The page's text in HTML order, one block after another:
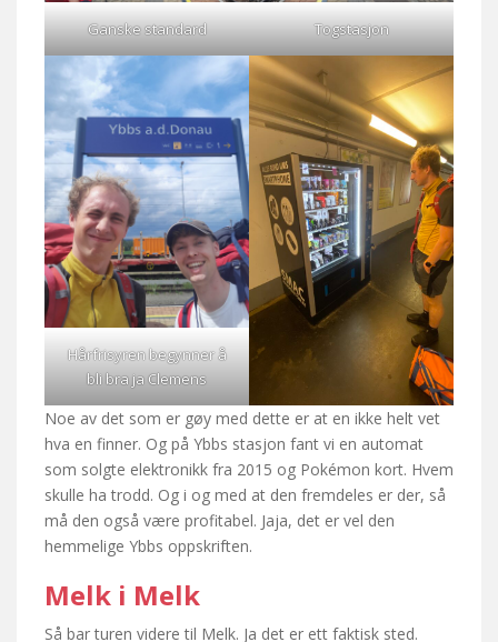
Ganske standard Togstasjon
Hårfrisyren begynner å
bli bra ja Clemens
Noe av det som er gøy med dette er at en ikke helt vet
hva en finner. Og på Ybbs stasjon fant vi en automat
som solgte elektronikk fra 2015 og Pokémon kort. Hvem
skulle ha trodd. Og i og med at den fremdeles er der, så
må den også være profitabel. Jaja, det er vel den
hemmelige Ybbs oppskriften.
Melk i Melk
Så bar turen videre til Melk. Ja det er ett faktisk sted.